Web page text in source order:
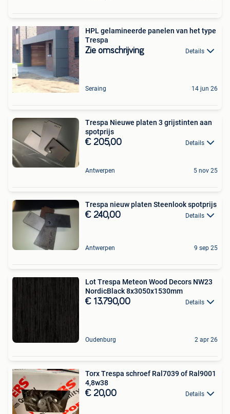
HPL gelamineerde panelen van het type
Trespa
Zie omschrijving Details
Seraing 14 jun 26
Trespa Nieuwe platen 3 grijstinten aan
spotprijs
€ 205,00 Details
Antwerpen 5 nov 25
Trespa nieuw platen Steenlook spotprijs
€ 240,00 Details
Antwerpen 9 sep 25
Lot Trespa Meteon Wood Decors NW23
NordicBlack 8x3050x1530mm
€ 13.790,00 Details
Oudenburg 2 apr 26
Torx Trespa schroef Ral7039 of Ral9001
4,8w38
€ 20,00 Details